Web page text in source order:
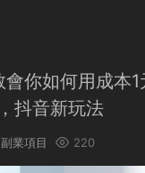
你如何用成本1
抖音新玩法
副業項目 220